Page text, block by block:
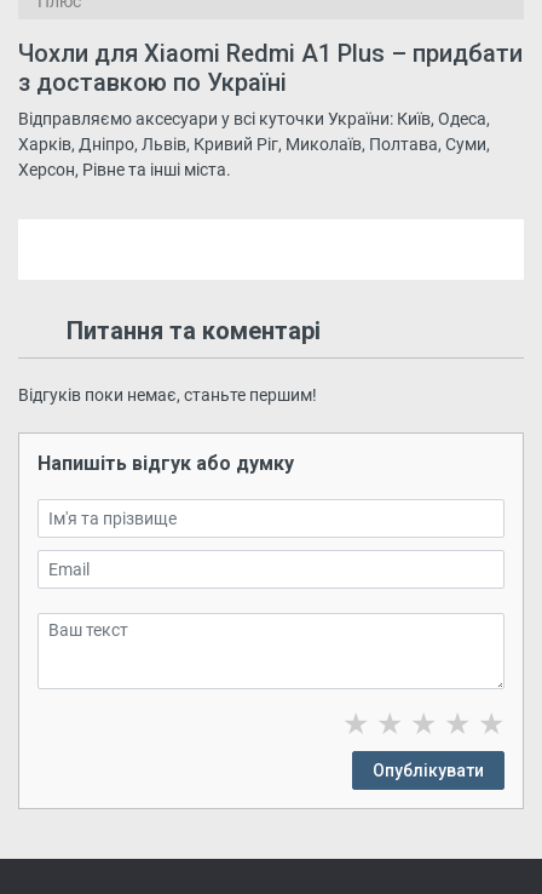
Чохли для Xiaomi Redmi A1 Plus – придбати
з доставкою по Україні
Відправляємо аксесуари у всі куточки України: Київ, Одеса,
Харків, Дніпро, Львів, Кривий Ріг, Миколаїв, Полтава, Суми,
Херсон, Рівне та інші міста.
Питання та коментарі
Відгуків поки немає, станьте першим!
Напишіть відгук або думку
★ ★ ★ ★ ★
Опублікувати